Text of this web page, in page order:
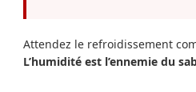
Attendez le refroidissement
L’humidité est l’ennemie du